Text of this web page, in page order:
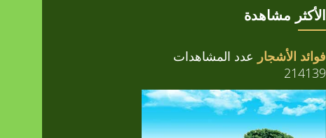
الأكثر مشاهدة
فوائد الأشجار عدد المشاهدات
214139